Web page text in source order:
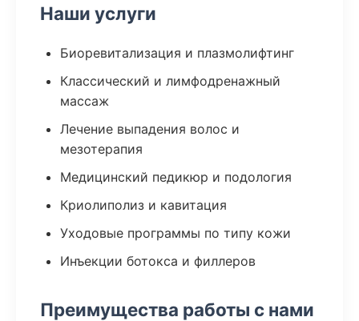
Наши услуги
Биоревитализация и плазмолифтинг
Классический и лимфодренажный
массаж
Лечение выпадения волос и
мезотерапия
Медицинский педикюр и подология
Криолиполиз и кавитация
Уходовые программы по типу кожи
Инъекции ботокса и филлеров
Преимущества работы с нами